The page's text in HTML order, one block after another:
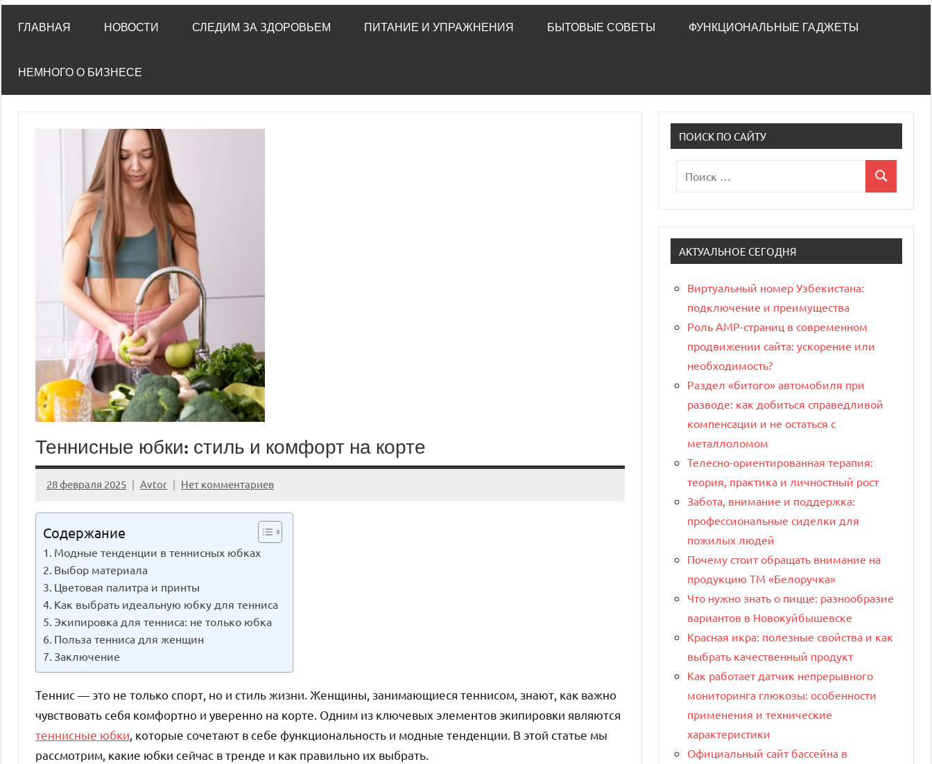
ГЛАВНАЯ НОВОСТИ СЛЕДИМ ЗА ЗДОРОВЬЕМ ПИТАНИЕ И УПРАЖНЕНИЯ БЫТОВЫЕ СОВЕТЫ ФУНКЦИОНАЛЬНЫЕ ГАДЖЕТЫ
НЕМНОГО О БИЗНЕСЕ
Теннисные юбки: стиль и комфорт на корте
28 февраля 2025 Avtor Нет комментариев
Содержание
Модные тенденции в теннисных юбках
Выбор материала
Цветовая палитра и принты
Как выбрать идеальную юбку для тенниса
Экипировка для тенниса: не только юбка
Польза тенниса для женщин
Заключение
Теннис — это не только спорт, но и стиль жизни. Женщины, занимающиеся теннисом, знают, как важно
чувствовать себя комфортно и уверенно на корте. Одним из ключевых элементов экипировки являются
теннисные юбки , которые сочетают в себе функциональность и модные тенденции. В этой статье мы
рассмотрим, какие юбки сейчас в тренде и как правильно их выбрать.
ПОИСК ПО САЙТУ
для:
Поиск
АКТУАЛЬНОЕ СЕГОДНЯ
Виртуальный номер Узбекистана:
подключение и преимущества
Роль AMP-страниц в современном
продвижении сайта: ускорение или
необходимость?
Раздел «битого» автомобиля при
разводе: как добиться справедливой
компенсации и не остаться с
металлоломом
Телесно-ориентированная терапия:
теория, практика и личностный рост
Забота, внимание и поддержка:
профессиональные сиделки для
пожилых людей
Почему стоит обращать внимание на
продукцию ТМ «Белоручка»
Что нужно знать о пицце: разнообразие
вариантов в Новокуйбышевске
Красная икра: полезные свойства и как
выбрать качественный продукт
Как работает датчик непрерывного
мониторинга глюкозы: особенности
применения и технические
характеристики
Официальный сайт бассейна в